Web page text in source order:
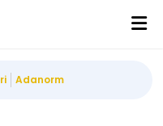
Adanorm